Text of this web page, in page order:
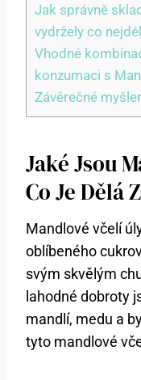
Jak správně
vydržely co
Vhodné
konzumaci s
Závěrečné
Jaké Jsou
Co Je Dělá
Mandlové včelí
oblíbeného
svým skvělým
lahodné dobroty
mandlí, medu a
tyto mandlové